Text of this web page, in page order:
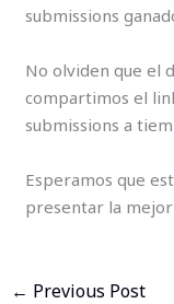
submissions
No olviden que el
compartimos el
submissions a
Esperamos que
presentar la mejor
← Previous Post